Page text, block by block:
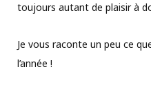
toujours autant de plaisir à
Je vous raconte un peu ce
l’année !